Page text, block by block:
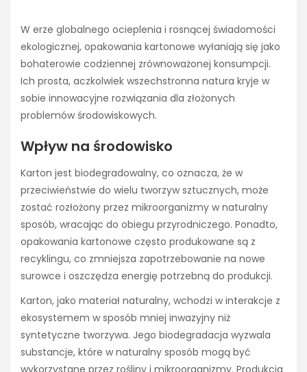
W erze globalnego ocieplenia i rosnącej świadomości
ekologicznej, opakowania kartonowe wyłaniają się jako
bohaterowie codziennej zrównoważonej konsumpcji.
Ich prosta, aczkolwiek wszechstronna natura kryje w
sobie innowacyjne rozwiązania dla złożonych
problemów środowiskowych.
Wpływ na środowisko
Karton jest biodegradowalny, co oznacza, że w
przeciwieństwie do wielu tworzyw sztucznych, może
zostać rozłożony przez mikroorganizmy w naturalny
sposób, wracając do obiegu przyrodniczego. Ponadto,
opakowania kartonowe często produkowane są z
recyklingu, co zmniejsza zapotrzebowanie na nowe
surowce i oszczędza energię potrzebną do produkcji.
Karton, jako materiał naturalny, wchodzi w interakcje z
ekosystemem w sposób mniej inwazyjny niż
syntetyczne tworzywa. Jego biodegradacja wyzwala
substancje, które w naturalny sposób mogą być